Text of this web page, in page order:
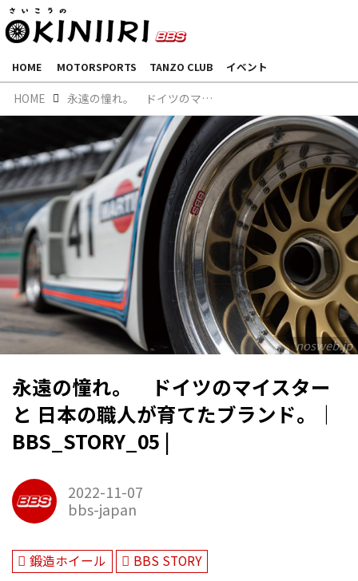
HOME MOTORSPORTS TANZO CLUB イベント
HOME 永遠の憧れ。 ドイツのマイスターと 日本の職人が育てたブランド。｜BBS_STORY_05 |
nosweb.jp
永遠の憧れ。 ドイツのマイスター
と 日本の職人が育てたブランド。｜
BBS_STORY_05 |
2022-11-07
bbs-japan
鍛造ホイール BBS STORY